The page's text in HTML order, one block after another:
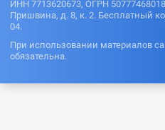
ИНН 7713620673, ОГРН
Пришвина, д. 8, к. 2. Бесплатный
04.
При использовании материалов
обязательна.